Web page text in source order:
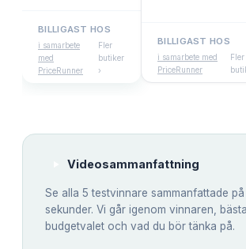
BILLIGAST HOS
i samarbete
med
PriceRunner
Fler
butiker
›
BILLIGAST HOS
i samarbete med
PriceRunner
Fler
Videosammanfattning
Se alla 5 testvinnare sammanfattade
sekunder. Vi går igenom vinnaren, bästa
budgetvalet och vad du bör tänka på.